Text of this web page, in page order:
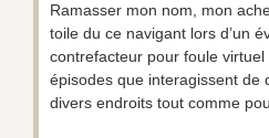
Ramasser mon nom, mon
toile du ce navigant lors d’un
contrefacteur pour foule
épisodes que interagissent de
divers endroits tout comme